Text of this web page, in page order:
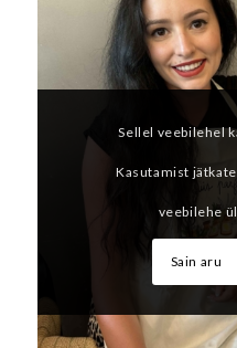
Sellel veebilehel
Kasutamist
veebilehe
Sain aru